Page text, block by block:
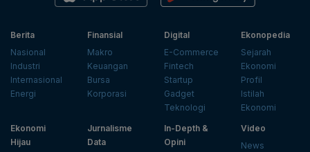
Berita
Nasional
Industri
Internasional
Energi
Finansial
Makro
Keuangan
Bursa
Korporasi
Digital
E-Commerce
Fintech
Startup
Gadget
Teknologi
Ekonopedia
Sejarah
Ekonomi
Profil
Istilah
Ekonomi
Ekonomi
Hijau
Jurnalisme
Data
In-Depth &
Opini
Video
News